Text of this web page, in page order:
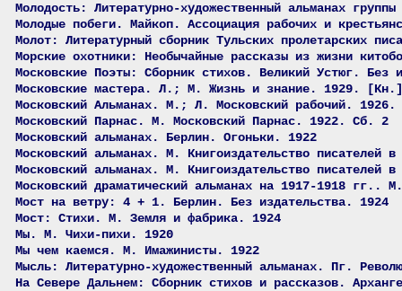
Молодость: Литературно-художественный альманах
Молодые побеги. Майкоп. Ассоциация рабочих и
Молот: Литературный сборник Тульских пролетарских
Морские охотники: Необычайные рассказы из жизни
Московские Поэты: Сборник стихов. Великий Устюг. Без
Московские мастера. Л.; М. Жизнь и знание. 1929.
Московский Альманах. М.; Л. Московский рабочий.
Московский Парнас. М. Московский Парнас. 1922. Сб. 2
Московский альманах. Берлин. Огоньки. 1922
Московский альманах. М. Книгоиздательство
Московский альманах. М. Книгоиздательство
Московский драматический альманах на 1917-1918 гг..
Мост на ветру: 4 + 1. Берлин. Без издательства. 1924
Мост: Стихи. М. Земля и фабрика. 1924
Мы. М. Чихи-пихи. 1920
Мы чем каемся. М. Имажинисты. 1922
Мысль: Литературно-художественный альманах. Пг.
На Севере Дальнем: Сборник стихов и рассказов.